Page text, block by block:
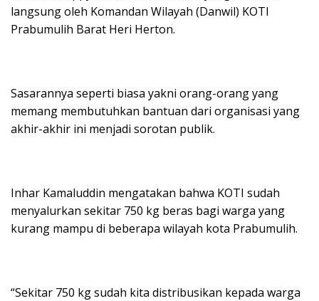
langsung oleh Komandan Wilayah (Danwil) KOTI
Prabumulih Barat Heri Herton.
Sasarannya seperti biasa yakni orang-orang yang
memang membutuhkan bantuan dari organisasi yang
akhir-akhir ini menjadi sorotan publik.
Inhar Kamaluddin mengatakan bahwa KOTI sudah
menyalurkan sekitar 750 kg beras bagi warga yang
kurang mampu di beberapa wilayah kota Prabumulih.
“Sekitar 750 kg sudah kita distribusikan kepada warga